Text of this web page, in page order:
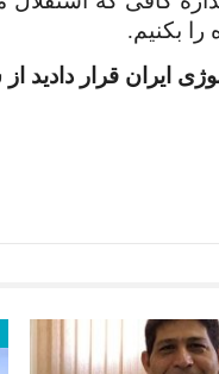
بکنیم.
ایران قرار